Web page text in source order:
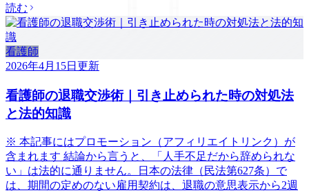
読む
看護師
2026年4月15日 更新
看護師の退職交渉術｜引き止められた時の対処法
と法的知識
※ 本記事にはプロモーション（アフィリエイトリンク）が
含まれます 結論から言うと、「人手不足だから辞められな
い」は法的に通りません。日本の法律（民法第627条）で
は、期間の定めのない雇用契約は、退職の意思表示から2週